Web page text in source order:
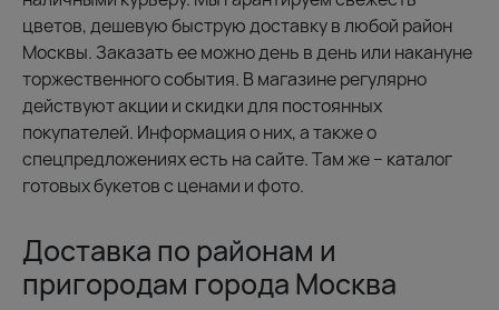
цветов, дешевую быструю доставку в любой район
Москвы. Заказать ее можно день в день или накануне
торжественного события. В магазине регулярно
действуют акции и скидки для постоянных
покупателей. Информация о них, а также о
спецпредложениях есть на сайте. Там же – каталог
готовых букетов с ценами и фото.
Доставка по районам и
пригородам города Москва